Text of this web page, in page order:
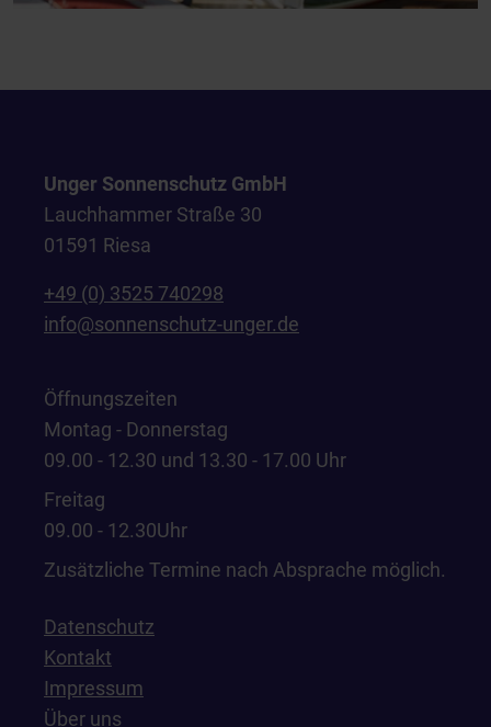
Unger Sonnenschutz GmbH
Lauchhammer Straße 30
01591 Riesa
+49 (0) 3525 740298
info@sonnenschutz-unger.de
Öffnungszeiten
Montag - Donnerstag
09.00 - 12.30 und 13.30 - 17.00 Uhr
Freitag
09.00 - 12.30Uhr
Zusätzliche Termine nach Absprache möglich.
Datenschutz
Kontakt
Impressum
Über uns